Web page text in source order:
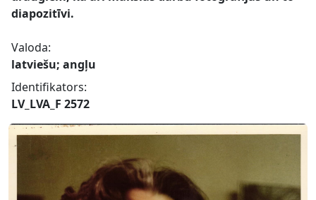
diapozitīvi.
Valoda:
latviešu; angļu
Identifikators:
LV_LVA_F 2572